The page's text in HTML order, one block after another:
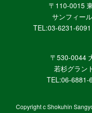
〒110-0015
サンフィー
TEL:03-6231-
〒530-0044
若杉グラン
TEL:06-
Copyright c Shokuhin